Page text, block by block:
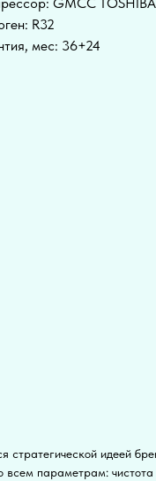
R32
мес: 36+24
идеей
параметрам: